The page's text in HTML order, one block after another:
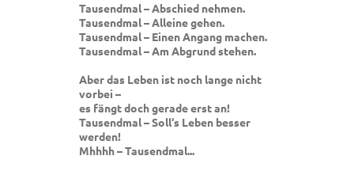
Tausendmal – Abschied nehmen.
Tausendmal – Alleine gehen.
Tausendmal – Einen Angang machen.
Tausendmal – Am Abgrund stehen.
Aber das Leben ist noch lange nicht
vorbei –
es fängt doch gerade erst an!
Tausendmal – Soll‘s Leben besser
werden!
Mhhhh – Tausendmal...